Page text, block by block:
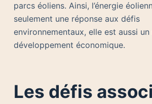
parcs éoliens. Ainsi, l’énergie
seulement une réponse aux défis
environnementaux, elle est aussi
développement économique.
Les défis